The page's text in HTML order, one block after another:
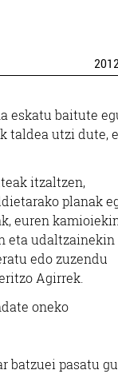
2012
eskatu baitute
taldea utzi dute,
itzaltzen,
planak
euren
eta udaltzainekin
edo zuzendu
Agirrek.
oneko
batzuei pasatu